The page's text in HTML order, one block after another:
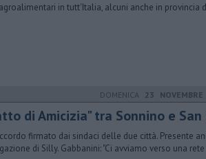
in tutt'Italia, alcuni anche in provincia
DOMENICA 23
di Amicizia" tra Sonnino e
firmato dai sindaci delle due città. Presente
di Silly. Gabbanini: "Ci avviamo verso una